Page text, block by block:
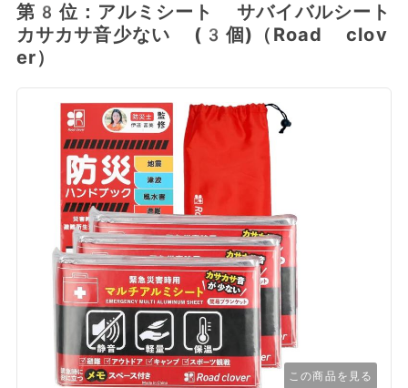
第8位：アルミシート サバイバルシート
カサカサ音少ない (3個)（Road clov
er）
この商品を見る